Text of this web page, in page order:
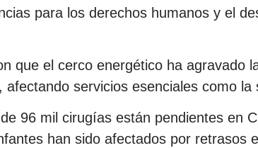
para los derechos humanos y el
que el cerco energético ha agravado
afectando servicios esenciales como la
96 mil cirugías están pendientes en
han sido afectados por retrasos